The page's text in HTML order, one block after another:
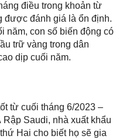
điều trong khoản từ
được đánh giá là ổn định.
năm, con số biến động có
trữ vàng trong dân
dịp cuối năm.
từ cuối tháng 6/2023 –
Saudi, nhà xuất khẩu
Hai cho biết họ sẽ gia